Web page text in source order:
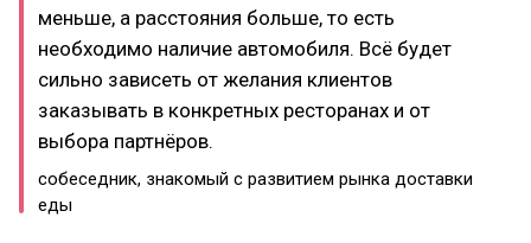
меньше, а расстояния больше, то есть
необходимо наличие автомобиля. Всё будет
сильно зависеть от желания клиентов
заказывать в конкретных ресторанах и от
выбора партнёров.
собеседник, знакомый с развитием рынка доставки
еды